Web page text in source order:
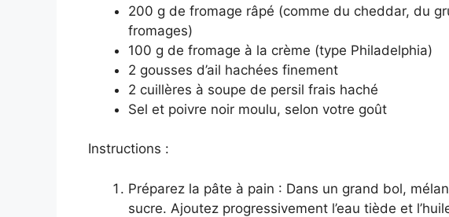
200 g de fromage râpé (comme du cheddar, du
fromages)
100 g de fromage à la crème (type Philadelphia)
2 gousses d’ail hachées finement
2 cuillères à soupe de persil frais haché
Sel et poivre noir moulu, selon votre goût
Instructions :
Préparez la pâte à pain : Dans un grand bol,
sucre. Ajoutez progressivement l’eau tiède et